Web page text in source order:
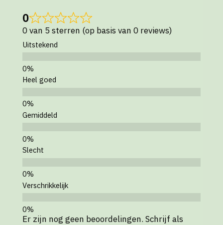
0
0 van 5 sterren (op basis van 0 reviews)
Uitstekend
Heel goed
Gemiddeld
Slecht
Verschrikkelijk
Er zijn nog geen beoordelingen. Schrijf als